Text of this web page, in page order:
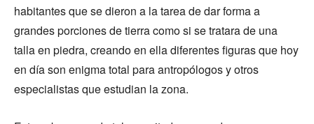
habitantes que se dieron a la tarea de dar forma a
grandes porciones de tierra como si se tratara de una
talla en piedra, creando en ella diferentes figuras que hoy
en día son enigma total para antropólogos y otros
especialistas que estudian la zona.